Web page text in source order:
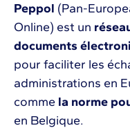
Peppol (Pan-
Online) est un
documents
pour faciliter les
administrations en
comme la norme
en Belgique.